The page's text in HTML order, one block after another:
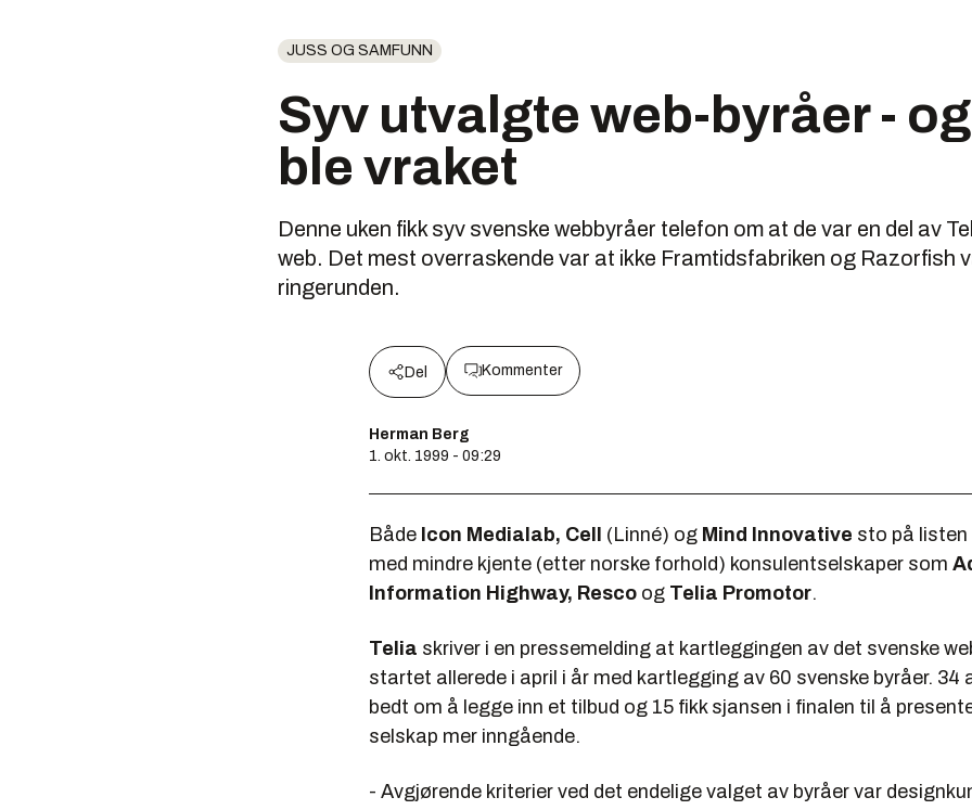
JUSS OG SAMFUNN
Syv utvalgte web-byråer -
ble vraket
Denne uken fikk syv svenske webbyråer telefon om at de var en del av
web. Det mest overraskende var at ikke Framtidsfabriken og Razorfish
ringerunden.
Del Kommenter
Herman Berg
1. okt. 1999 - 09:29
Både Icon Medialab, Cell (Linné) og Mind Innovative sto på listen
med mindre kjente (etter norske forhold) konsulentselskaper som
Information Highway, Resco og Telia Promotor.
Telia skriver i en pressemelding at kartleggingen av det svenske
startet allerede i april i år med kartlegging av 60 svenske byråer. 34
bedt om å legge inn et tilbud og 15 fikk sjansen i finalen til å
selskap mer inngående.
- Avgjørende kriterier ved det endelige valget av byråer var